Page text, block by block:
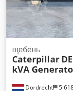
Dordrecht 5
щебень
Caterpillar
kVA